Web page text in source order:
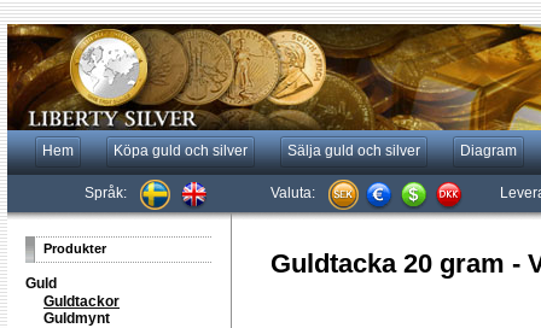
Hem Köpa guld och silver Sälja guld och silver Diagram
Språk: Valuta:
Produkter
Guld
Guldtackor
Guldmynt
Guldtacka 20 gram -